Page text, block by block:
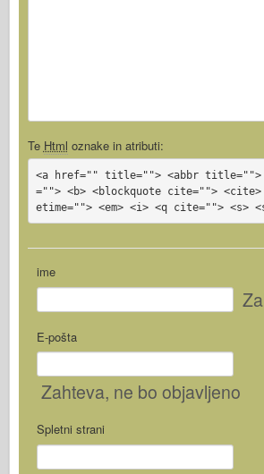
Te Html oznake in atributi:
<a href="" title=""> <abbr title="">
=""> <b> <blockquote cite=""> <cite>
etime=""> <em> <i> <q cite=""> <s>
ime
E-pošta
Zahteva, ne bo objavljeno
Spletni strani